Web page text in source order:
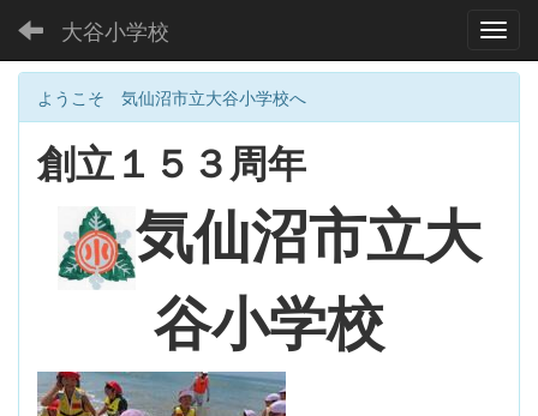
大谷小学校
ようこそ 気仙沼市立大谷小学校へ
創立１５３周年
気仙沼市立大
谷小学校